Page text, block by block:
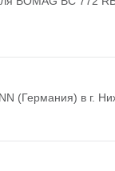
(Германия) в г.